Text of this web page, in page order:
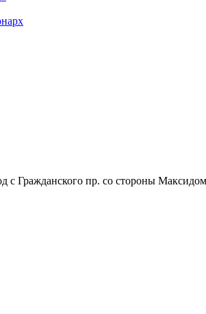
с Гражданского пр. со стороны